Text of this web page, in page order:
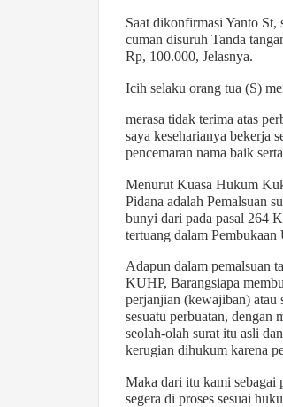
Saat dikonfirmasi Yanto St,
cuman disuruh Tanda
Rp, 100.000, Jelasnya.
Icih selaku orang tua (S)
merasa tidak terima atas
saya keseharianya bekerja
pencemaran nama baik
Menurut Kuasa Hukum
Pidana adalah Pemalsuan
bunyi dari pada pasal 264
tertuang dalam
Adapun dalam pemalsuan
KUHP, Barangsiapa
perjanjian (kewajiban) atau
sesuatu perbuatan, dengan
seolah-olah surat itu asli
kerugian dihukum karena
Maka dari itu kami sebagai
segera di proses sesuai